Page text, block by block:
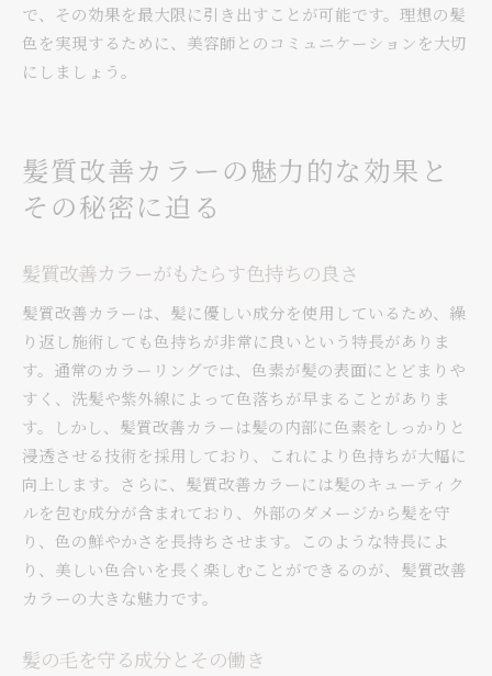
で、その効果を最大限に引き出すことが可能です。理想の髪
色を実現するために、美容師とのコミュニケーションを大切
にしましょう。
髪質改善カラーの魅力的な効果と
その秘密に迫る
髪質改善カラーがもたらす色持ちの良さ
髪質改善カラーは、髪に優しい成分を使用しているため、繰
り返し施術しても色持ちが非常に良いという特長がありま
す。通常のカラーリングでは、色素が髪の表面にとどまりや
すく、洗髪や紫外線によって色落ちが早まることがありま
す。しかし、髪質改善カラーは髪の内部に色素をしっかりと
浸透させる技術を採用しており、これにより色持ちが大幅に
向上します。さらに、髪質改善カラーには髪のキューティク
ルを包む成分が含まれており、外部のダメージから髪を守
り、色の鮮やかさを長持ちさせます。このような特長によ
り、美しい色合いを長く楽しむことができるのが、髪質改善
カラーの大きな魅力です。
髪の毛を守る成分とその働き